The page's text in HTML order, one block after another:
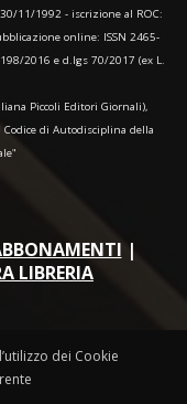
11/1992 - iscrizione al ROC:
online: ISSN 2465-
2016 e d.lgs 70/2017 (ex L.
Piccoli Editori Giornali),
di Autodisciplina della
|
LIBRERIA
dei Cookie